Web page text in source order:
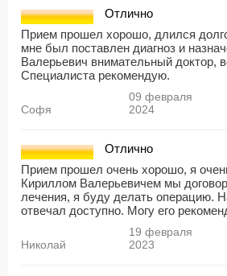
Отлично
Прием прошел хорошо, длился
мне был поставлен диагноз и
Валерьевич внимательный доктор,
Специалиста рекомендую.
Софя
09 февраля
2024
Отлично
Прием прошел очень хорошо, я
Кириллом Валерьевичем мы
лечения, я буду делать операцию.
отвечал доступно. Могу его
Николай
19 февраля
2023